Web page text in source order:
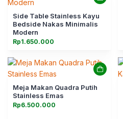
Side Table Stainless Kayu
Bedside Nakas Minimalis
Modern
Rp1.650.000
Meja Makan Quadra Putih
Stainless Emas
Rp6.500.000